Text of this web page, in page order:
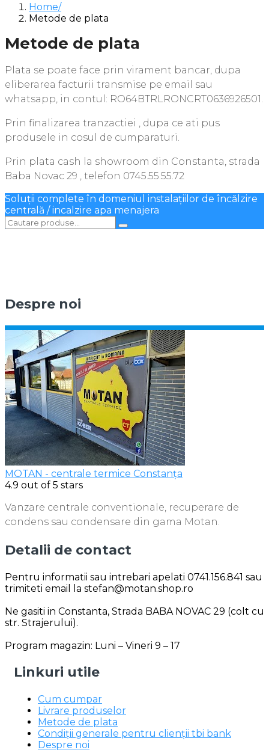
Home
Metode de plata
Metode de plata
Plata se poate face prin virament bancar, dupa
eliberarea facturii transmise pe email sau
whatsapp, in contul: RO64BTRLRONCRT0636926501.
Prin finalizarea tranzactiei , dupa ce ati pus
produsele in cosul de cumparaturi.
Prin plata cash la showroom din Constanta, strada
Baba Novac 29 , telefon 0745.55.55.72
Soluții complete în domeniul instalațiilor de încălzire
centrală / incalzire apa menajera
Despre noi
MOTAN - centrale termice Constanța
4.9 out of 5 stars
Vanzare centrale conventionale, recuperare de
condens sau condensare din gama Motan.
Detalii de contact
Pentru informatii sau intrebari apelati 0741.156.841 sau
trimiteti email la stefan@motan.shop.ro
Ne gasiti in Constanta, Strada BABA NOVAC 29 (colt cu
str. Strajerului).
Program magazin: Luni – Vineri 9 – 17
Linkuri utile
Cum cumpar
Livrare produselor
Metode de plata
Condiții generale pentru clienții tbi bank
Despre noi